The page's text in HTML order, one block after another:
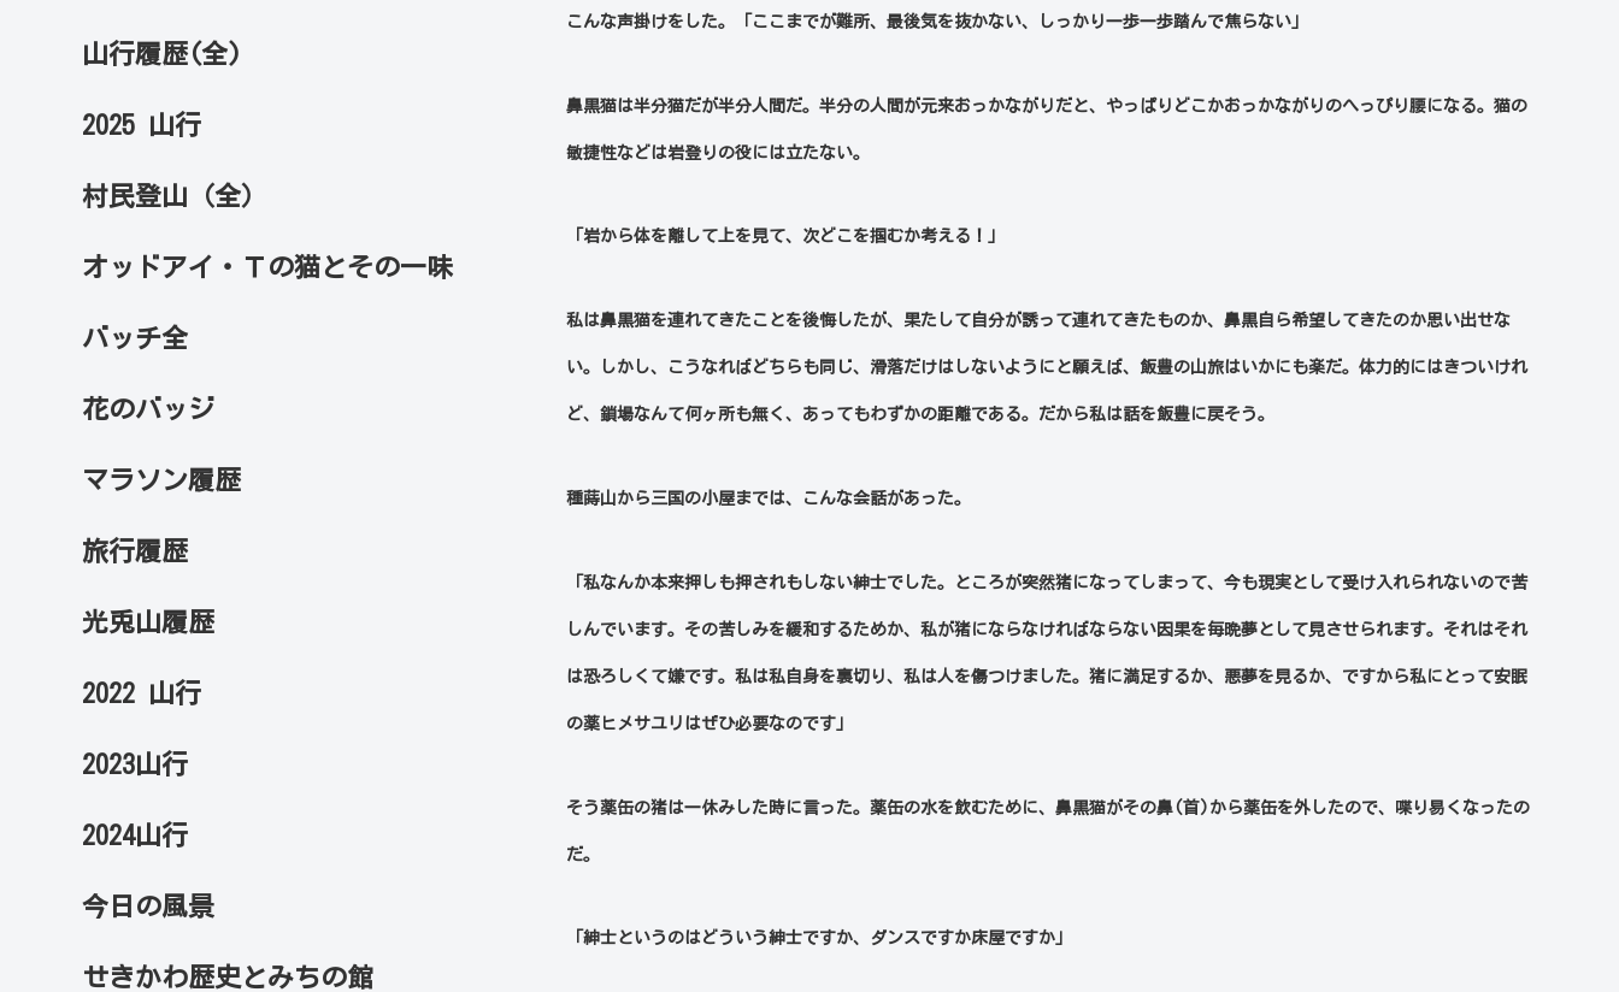
こんな声掛けをした。「ここまでが難所、最後気を抜かない、しっかり一歩一歩踏んで焦らない」
鼻黒猫は半分猫だが半分人間だ。半分の人間が元来おっかながりだと、やっぱりどこかおっかながりのへっぴり腰になる。猫の
敏捷性などは岩登りの役には立たない。
「岩から体を離して上を見て、次どこを掴むか考える！」
私は鼻黒猫を連れてきたことを後悔したが、果たして自分が誘って連れてきたものか、鼻黒自ら希望してきたのか思い出せな
い。しかし、こうなればどちらも同じ、滑落だけはしないようにと願えば、飯豊の山旅はいかにも楽だ。体力的にはきついけれ
ど、鎖場なんて何ヶ所も無く、あってもわずかの距離である。だから私は話を飯豊に戻そう。
種蒔山から三国の小屋までは、こんな会話があった。
「私なんか本来押しも押されもしない紳士でした。ところが突然猪になってしまって、今も現実として受け入れられないので苦
しんでいます。その苦しみを緩和するためか、私が猪にならなければならない因果を毎晩夢として見させられます。それはそれ
は恐ろしくて嫌です。私は私自身を裏切り、私は人を傷つけました。猪に満足するか、悪夢を見るか、ですから私にとって安眠
の薬ヒメサユリはぜひ必要なのです」
そう薬缶の猪は一休みした時に言った。薬缶の水を飲むために、鼻黒猫がその鼻(首) から薬缶を外したので、喋り易くなったの
だ。
「紳士というのはどういう紳士ですか、ダンスですか床屋ですか」
山行履歴(全)
2025 山行
村民登山（全）
オッドアイ・Ｔの猫とその一味
バッチ全
花のバッジ
マラソン履歴
旅行履歴
光兎山履歴
2022 山行
2023山行
2024山行
今日の風景
せきかわ歴史とみちの館